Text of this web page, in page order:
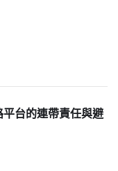
台的連帶責任與避